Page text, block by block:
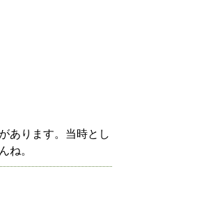
あります。当時とし
ね。